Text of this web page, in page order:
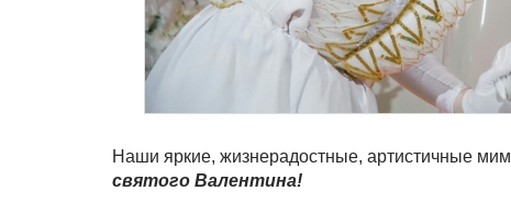
Наши яркие, жизнерадостные, артистичные
святого Валентина!